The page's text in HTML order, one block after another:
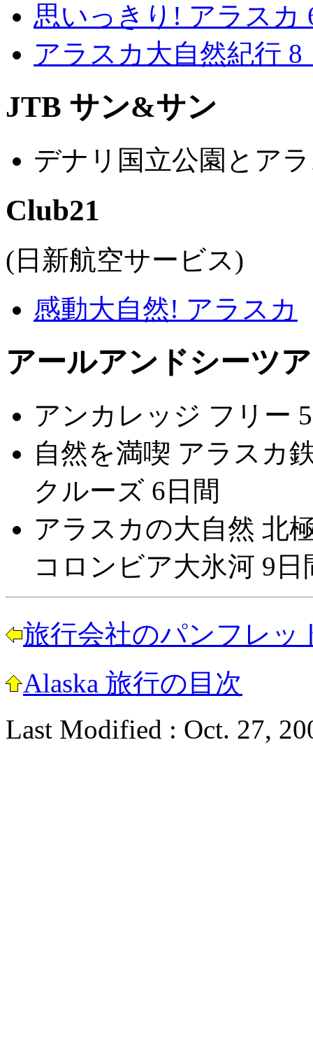
思いっきり! アラスカ
アラスカ大自然紀行 8
JTB サン&サン
デナリ国立公園とア
Club21
(日新航空サービス)
感動大自然! アラスカ
アールアンドシーツ
アンカレッジ フリー
自然を満喫 アラスカ
クルーズ 6日間
アラスカの大自然 北
コロンビア大氷河 9日
旅行会社のパンフレッ
Alaska 旅行の目次
Last Modified : Oct. 27,